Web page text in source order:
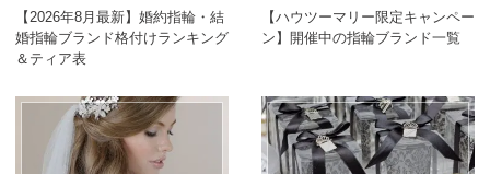
【2026年8月最新】婚約指輪・結
婚指輪ブランド格付けランキング
＆ティア表
【ハウツーマリー限定キャンペー
ン】開催中の指輪ブランド一覧